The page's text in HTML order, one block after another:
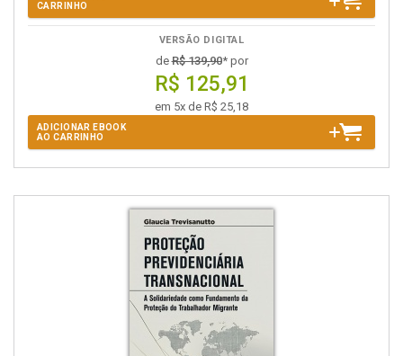
CARRINHO
VERSÃO DIGITAL
deR$ 139,90* por
R$ 125,91
em 5x de R$ 25,18
ADICIONAR EBOOK
AO CARRINHO